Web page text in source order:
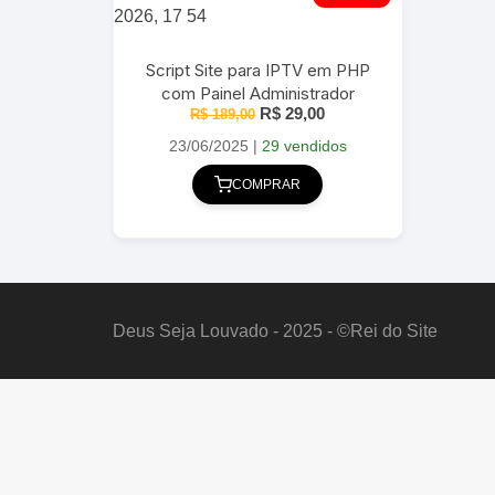
Script Site para IPTV em PHP
com Painel Administrador
R$189,00 O
original
era:
R$ 189,00.
R$ 29,00O
atual
23/06/2025 | 29 vendidos
COMPRAR
Deus Seja Louvado - 2025 - ©Rei do Site